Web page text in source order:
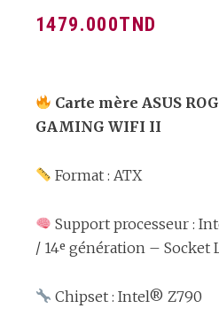
1479.000TND
Carte mère ASUS
GAMING WIFI II
Format : ATX
Support processeur :
/ 14ᵉ génération – Socket
Chipset : Intel® Z790